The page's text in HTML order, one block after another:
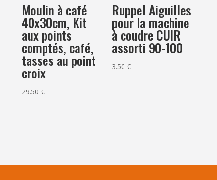
Moulin à café
40x30cm, Kit
aux points
comptés, café,
tasses au point
croix
29.50 €
Ruppel Aiguilles
pour la machine
à coudre CUIR
assorti 90-100
3.50€